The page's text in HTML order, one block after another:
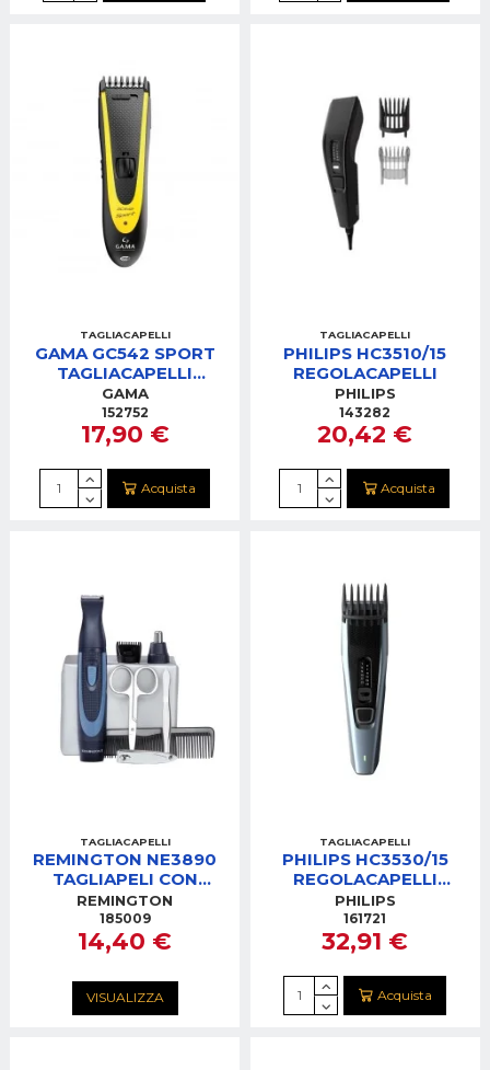
TAGLIACAPELLI
GAMA GC542 SPORT
TAGLIACAPELLI
CORD/CORDLESS
GAMA
152752
17,90 €
Acquista
TAGLIACAPELLI
PHILIPS HC3510/15
REGOLACAPELLI
PHILIPS
143282
20,42 €
Acquista
TAGLIACAPELLI
REMINGTON NE3890
TAGLIAPELI CON
ASTUCCIO
REMINGTON
185009
14,40 €
VISUALIZZA
TAGLIACAPELLI
PHILIPS HC3530/15
REGOLACAPELLI
RICARICABILE
PHILIPS
161721
32,91 €
Acquista